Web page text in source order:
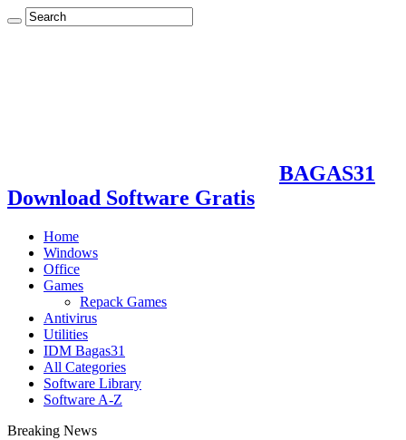
BAGAS31
Download Software Gratis
Home
Windows
Office
Games
Repack Games
Antivirus
Utilities
IDM Bagas31
All Categories
Software Library
Software A-Z
Breaking News